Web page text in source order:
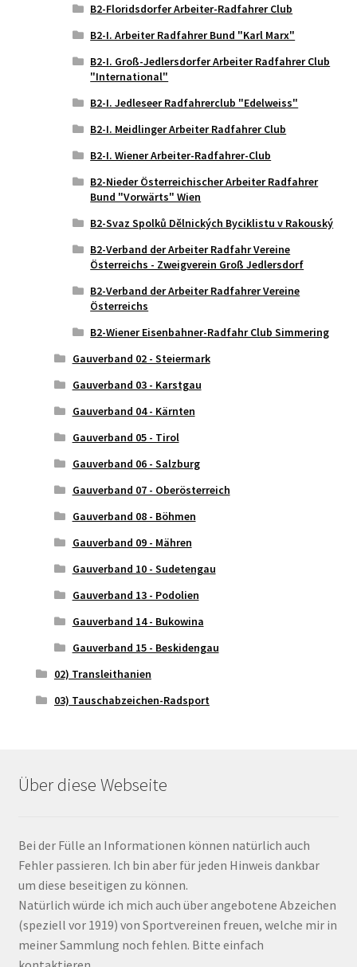
B2-Floridsdorfer Arbeiter-Radfahrer Club
B2-I. Arbeiter Radfahrer Bund "Karl Marx"
B2-I. Groß-Jedlersdorfer Arbeiter Radfahrer Club
"International"
B2-I. Jedleseer Radfahrerclub "Edelweiss"
B2-I. Meidlinger Arbeiter Radfahrer Club
B2-I. Wiener Arbeiter-Radfahrer-Club
B2-Nieder Österreichischer Arbeiter Radfahrer
Bund "Vorwärts" Wien
B2-Svaz Spolků Dělnických Byciklistu v Rakouský
B2-Verband der Arbeiter Radfahr Vereine
Österreichs - Zweigverein Groß Jedlersdorf
B2-Verband der Arbeiter Radfahrer Vereine
Österreichs
B2-Wiener Eisenbahner-Radfahr Club Simmering
Gauverband 02 - Steiermark
Gauverband 03 - Karstgau
Gauverband 04 - Kärnten
Gauverband 05 - Tirol
Gauverband 06 - Salzburg
Gauverband 07 - Oberösterreich
Gauverband 08 - Böhmen
Gauverband 09 - Mähren
Gauverband 10 - Sudetengau
Gauverband 13 - Podolien
Gauverband 14 - Bukowina
Gauverband 15 - Beskidengau
02) Transleithanien
03) Tauschabzeichen-Radsport
Über diese Webseite
Bei der Fülle an Informationen können natürlich auch
Fehler passieren. Ich bin aber für jeden Hinweis dankbar
um diese beseitigen zu können.
Natürlich würde ich mich auch über angebotene Abzeichen
(speziell vor 1919) von Sportvereinen freuen, welche mir in
meiner Sammlung noch fehlen. Bitte einfach